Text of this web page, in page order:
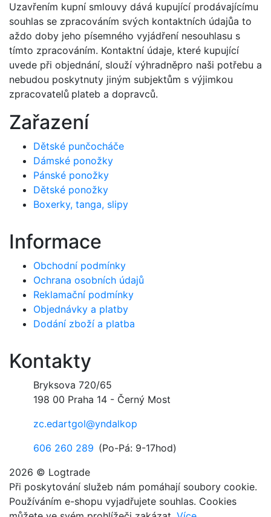
Uzavřením kupní smlouvy dává kupující prodávajícímu
souhlas se zpracováním svých kontaktních údajůa to
aždo doby jeho písemného vyjádření nesouhlasu s
tímto zpracováním. Kontaktní údaje, které kupující
uvede při objednání, slouží výhradněpro naši potřebu a
nebudou poskytnuty jiným subjektům s výjimkou
zpracovatelů plateb a dopravců.
Zařazení
Dětské punčocháče
Dámské ponožky
Pánské ponožky
Dětské ponožky
Boxerky, tanga, slipy
Informace
Obchodní podmínky
Ochrana osobních údajů
Reklamační podmínky
Objednávky a platby
Dodání zboží a platba
Kontakty
Bryksova 720/65
198 00 Praha 14 - Černý Most
zc.edartgol@yndalkop
606 260 289 (Po-Pá: 9-17hod)
2026 © Logtrade
Při poskytování služeb nám pomáhají soubory cookie.
Používáním e-shopu vyjadřujete souhlas. Cookies